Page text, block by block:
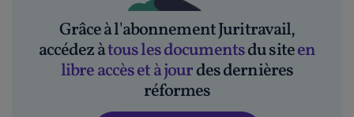
Grâce à l'abonnement Juritravail,
accédez àtous les documentsdu siteen
libre accès et à jourdes dernières
réformes